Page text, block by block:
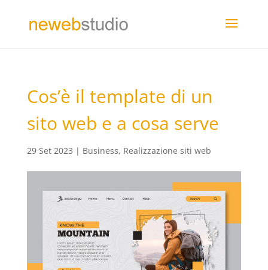
Cos’è il template di un
sito web e a cosa serve
29 Set 2023 | Business, Realizzazione siti web